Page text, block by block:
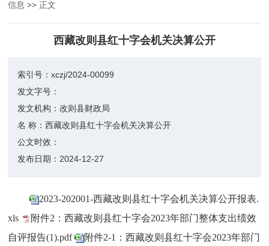
信息 >> 正文
西藏改则县红十字会机关决算公开
索引号：xczj/2024-00099
发文字号：
发文机构：改则县财政局
名 称：西藏改则县红十字会机关决算公开
公文时效：
发布日期： 2024-12-27
2023-202001-西藏改则县红十字会机关决算公开报表.
xls
附件2：西藏改则县红十字会2023年部门整体支出绩效
自评报告(1).pdf
附件2-1：西藏改则县红十字会2023年部门